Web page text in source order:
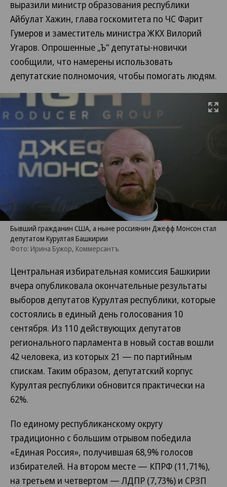
выразили министр образования республики
Айбулат Хажин, глава госкомитета по ЧС Фарит
Гумеров и заместитель министра ЖКХ Вилорий
Угаров. Опрошенные „Ъ“ депутаты-новички
сообщили, что намерены использовать
депутатские полномочия, чтобы помогать людям.
Развернуть
Бывший гражданин США, а ныне россиянин Джефф Монсон стал
депутатом Курултая Башкирии
Фото: Ирина Бужор, Коммерсантъ
Центральная избирательная комиссия Башкирии
вчера опубликовала окончательные результаты
выборов депутатов Курултая республики, которые
состоялись в единый день голосования 10
сентября. Из 110 действующих депутатов
регионального парламента в новый состав вошли
42 человека, из которых 21 — по партийным
спискам. Таким образом, депутатский корпус
Курултая республики обновится практически на
62%.
По единому республиканскому округу
традиционно с большим отрывом победила
«Единая Россия», получившая 68,9% голосов
избирателей. На втором месте — КПРФ (11,71%),
на третьем и четвертом — ЛДПР (7,73%) и СРЗП